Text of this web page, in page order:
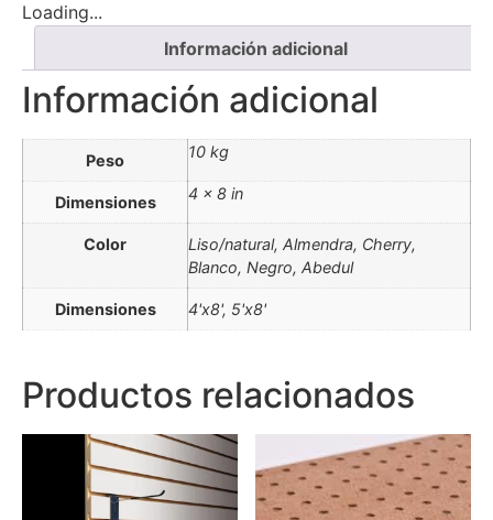
Loading...
Información adicional
Información adicional
Peso 10 kg
Dimensiones 4 × 8 in
Color
Liso/natural, Almendra, Cherry,
Blanco, Negro, Abedul
Dimensiones 4'x8', 5'x8'
Productos relacionados